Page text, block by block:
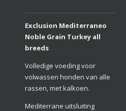
Exclusion Mediterraneo
Noble Grain Turkey all
breeds
Volledige voeding voor
volwassen honden van alle
rassen, met kalkoen.
Mediterrane uitsluiting